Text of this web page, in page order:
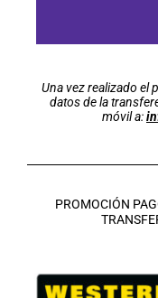
Una vez realizado el
datos de la
móvil a:
PROMOCIÓN